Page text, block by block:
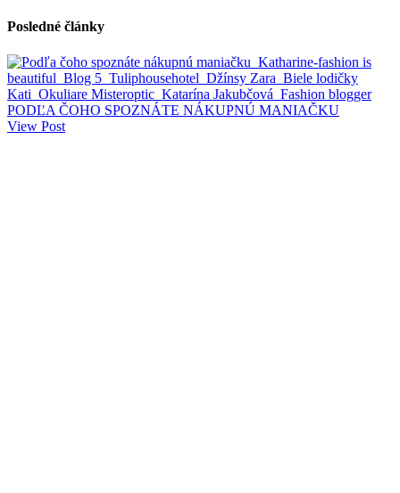
Posledné články
PODĽA ČOHO SPOZNÁTE NÁKUPNÚ MANIAČKU
View Post